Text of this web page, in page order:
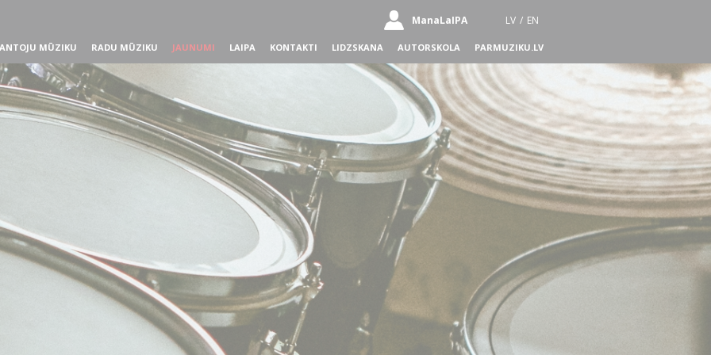
ManaLaIPA LV / EN
MŪZIKU RADU MŪZIKU JAUNUMI LAIPA KONTAKTI LIDZSKANA AUTORSKOLA PARMUZIKU.LV